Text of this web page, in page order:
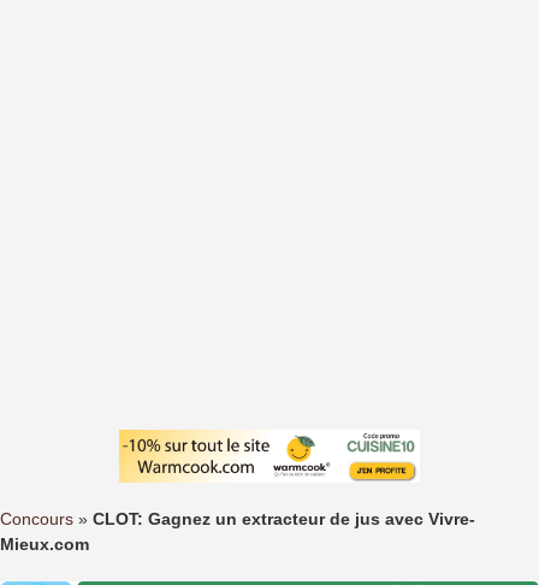
Concours » CLOT: Gagnez un extracteur de jus avec Vivre-
Mieux.com